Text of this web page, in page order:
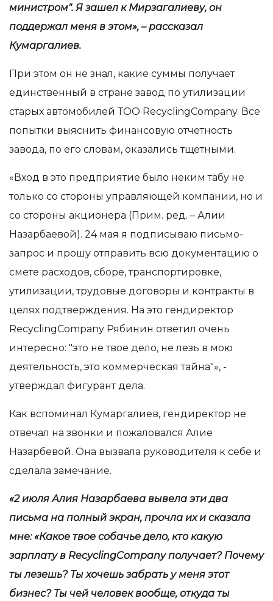
министром". Я зашел к Мирзагалиеву, он
поддержал меня в этом», – рассказал
Кумаргалиев.
При этом он не знал, какие суммы получает
единственный в стране завод по утилизации
старых автомобилей ТОО RecyclingCompany. Все
попытки выяснить финансовую отчетность
завода, по его словам, оказались тщетными.
«Вход в это предприятие было неким табу не
только со стороны управляющей компании, но и
со стороны акционера (Прим. ред. – Алии
Назарбаевой). 24 мая я подписываю письмо-
запрос и прошу отправить всю документацию о
смете расходов, сборе, транспортировке,
утилизации, трудовые договоры и контракты в
целях подтверждения. На это гендиректор
RecyclingCompany Рябинин ответил очень
интересно: "это не твое дело, не лезь в мою
деятельность, это коммерческая тайна"», -
утверждал фигурант дела.
Как вспоминал Кумаргалиев, гендиректор не
отвечал на звонки и пожаловался Алие
Назарбевой. Она вызвала руководителя к себе и
сделала замечание.
«2 июля Алия Назарбаева вывела эти два
письма на полный экран, прочла их и сказала
мне: «Какое твое собачье дело, кто какую
зарплату в RecyclingCompany получает? Почему
ты лезешь? Ты хочешь забрать у меня этот
бизнес? Ты чей человек вообще, откуда ты